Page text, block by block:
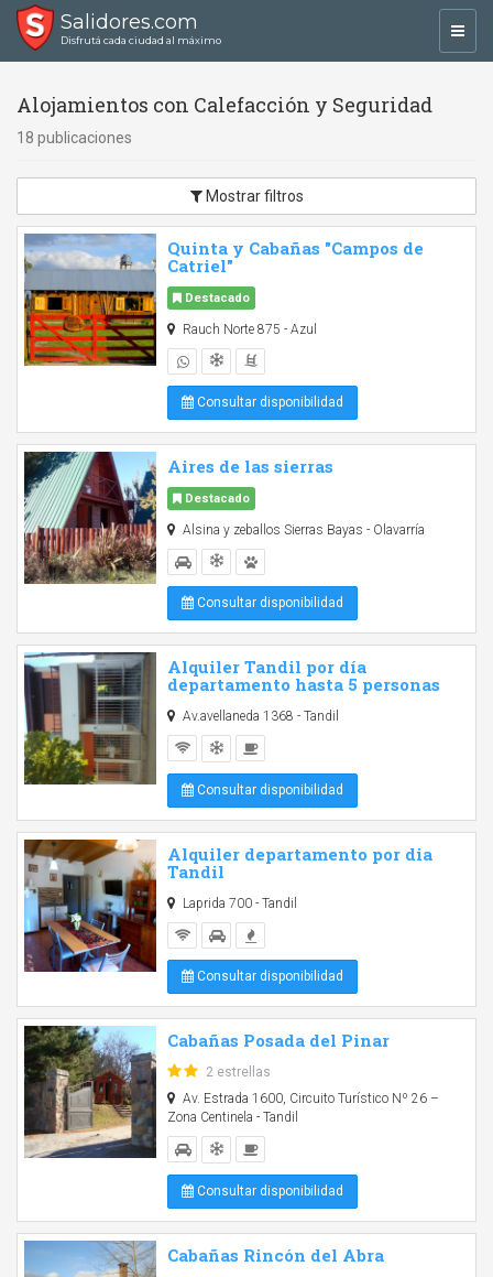
Salidores.com
Disfrutá cada ciudad al máximo
Alojamientos con Calefacción y Seguridad
18 publicaciones
Mostrar filtros
Quinta y Cabañas "Campos de
Catriel"
Destacado
Rauch Norte 875 - Azul
Consultar disponibilidad
Aires de las sierras
Destacado
Alsina y zeballos Sierras Bayas - Olavarría
Consultar disponibilidad
Alquiler Tandil por día
departamento hasta 5 personas
Av.avellaneda 1368 - Tandil
Consultar disponibilidad
Alquiler departamento por dia
Tandil
Laprida 700 - Tandil
Consultar disponibilidad
Cabañas Posada del Pinar
2 estrellas
Av. Estrada 1600, Circuito Turístico Nº 26 –
Zona Centinela - Tandil
Consultar disponibilidad
Cabañas Rincón del Abra